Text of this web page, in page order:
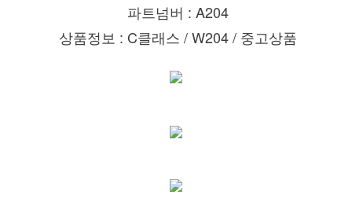
파트넘버 : A204
상품정보 : C클래스 / W204 / 중고상품